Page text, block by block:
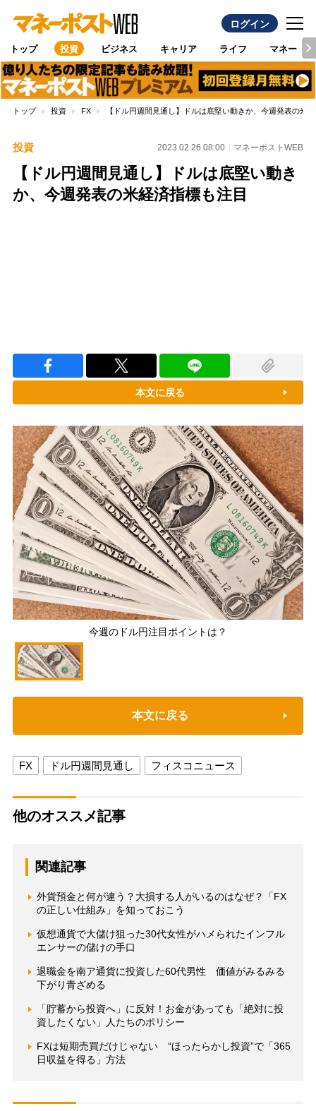
ログイン
トップ 投資 ビジネス キャリア ライフ マネー
トップ 投資 FX 【ドル円週間見通し】ドルは底堅い動きか、今週発表の米
投資 2023.02.26 08:00 マネーポストWEB
【ドル円週間見通し】ドルは底堅い動き
か、今週発表の米経済指標も注目
本文に戻る
今週のドル円注目ポイントは？
本文に戻る
FX ドル円週間見通し フィスコニュース
他のオススメ記事
関連記事
外貨預金と何が違う？大損する人がいるのはなぜ？「FX
の正しい仕組み」を知っておこう
仮想通貨で大儲け狙った30代女性がハメられたインフル
エンサーの儲けの手口
退職金を南ア通貨に投資した60代男性 価値がみるみる
下がり青ざめる
「貯蓄から投資へ」に反対！お金があっても「絶対に投
資したくない」人たちのポリシー
FXは短期売買だけじゃない “ほったらかし投資”で「365
日収益を得る」方法